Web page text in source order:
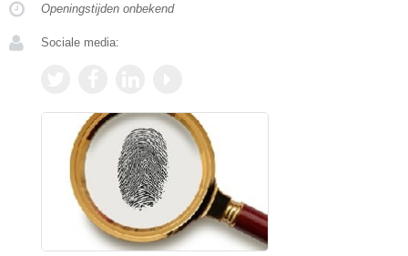
Openingstijden onbekend
Sociale media: